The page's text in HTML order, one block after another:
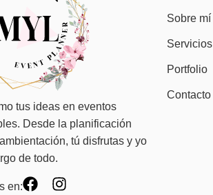
tus ideas en eventos
Desde la planificación
tú disfrutas y yo
de todo.
en:
Sobre mí
Servicios
Portfolio
Contacto